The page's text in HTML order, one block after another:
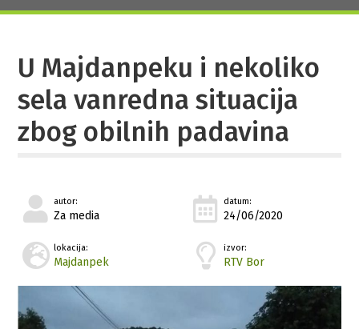
U Majdanpeku i nekoliko
sela vanredna situacija
zbog obilnih padavina
autor:
Za media
datum:
24/06/2020
lokacija:
Majdanpek
izvor:
RTV Bor